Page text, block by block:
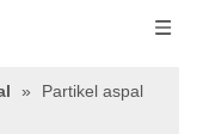
»
Partikel aspal